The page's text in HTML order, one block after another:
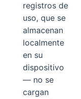
registros de
uso, que se
almacenan
localmente
en su
dispositivo
— no se
cargan